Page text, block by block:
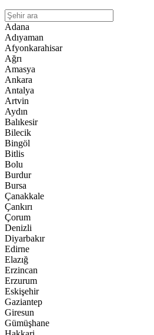
Adana
Adıyaman
Afyonkarahisar
Ağrı
Amasya
Ankara
Antalya
Artvin
Aydın
Balıkesir
Bilecik
Bingöl
Bitlis
Bolu
Burdur
Bursa
Çanakkale
Çankırı
Çorum
Denizli
Diyarbakır
Edirne
Elazığ
Erzincan
Erzurum
Eskişehir
Gaziantep
Giresun
Gümüşhane